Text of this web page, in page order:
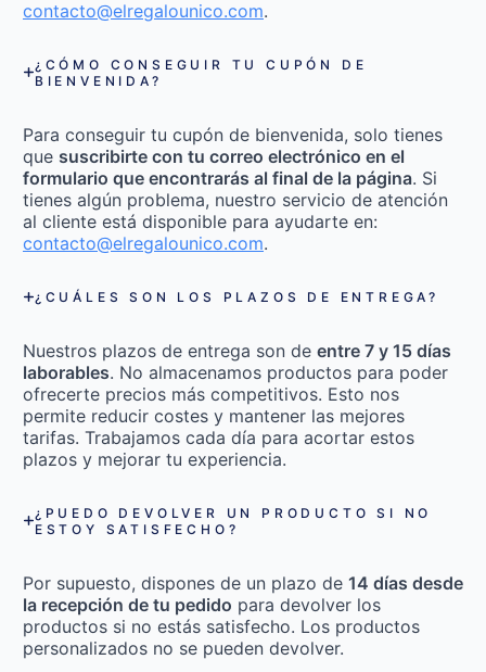
contacto@elregalounico.com.
¿CÓMO CONSEGUIR TU CUPÓN DE
BIENVENIDA?
Para conseguir tu cupón de bienvenida, solo tienes
que suscribirte con tu correo electrónico en el
formulario que encontrarás al final de la página. Si
tienes algún problema, nuestro servicio de atención
al cliente está disponible para ayudarte en:
contacto@elregalounico.com.
¿CUÁLES SON LOS PLAZOS DE ENTREGA?
Nuestros plazos de entrega son de entre 7 y 15 días
laborables. No almacenamos productos para poder
ofrecerte precios más competitivos. Esto nos
permite reducir costes y mantener las mejores
tarifas. Trabajamos cada día para acortar estos
plazos y mejorar tu experiencia.
¿PUEDO DEVOLVER UN PRODUCTO SI NO
ESTOY SATISFECHO?
Por supuesto, dispones de un plazo de 14 días desde
la recepción de tu pedido para devolver los
productos si no estás satisfecho. Los productos
personalizados no se pueden devolver.